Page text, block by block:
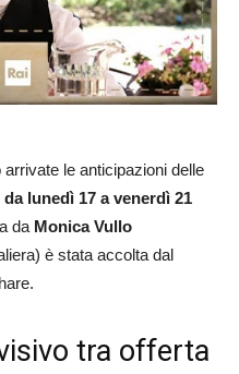
arrivate le anticipazioni delle
da lunedì 17 a venerdì 21
da Monica Vullo
è stata accolta dal
tra offerta